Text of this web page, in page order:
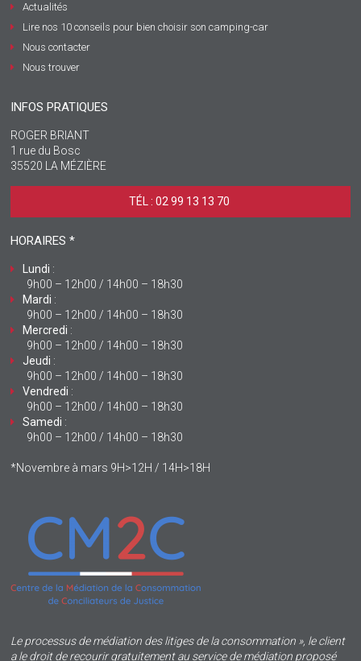
Actualités
Lire nos 10 conseils pour bien choisir son camping-car
Nous contacter
Nous trouver
INFOS PRATIQUES
ROGER BRIANT
1 rue du Bosc
35520 LA MÉZIÈRE
TÉL : 02 99 13 13 70 ‎
HORAIRES *
Lundi :
9h00 – 12h00 / 14h00 – 18h30
Mardi :
9h00 – 12h00 / 14h00 – 18h30
Mercredi :
9h00 – 12h00 / 14h00 – 18h30
Jeudi :
9h00 – 12h00 / 14h00 – 18h30
Vendredi :
9h00 – 12h00 / 14h00 – 18h30
Samedi :
9h00 – 12h00 / 14h00 – 18h30
*Novembre à mars 9H>12H / 14H>18H
Le processus de médiation des litiges de la consommation », le client
a le droit de recourir gratuitement au service de médiation proposé